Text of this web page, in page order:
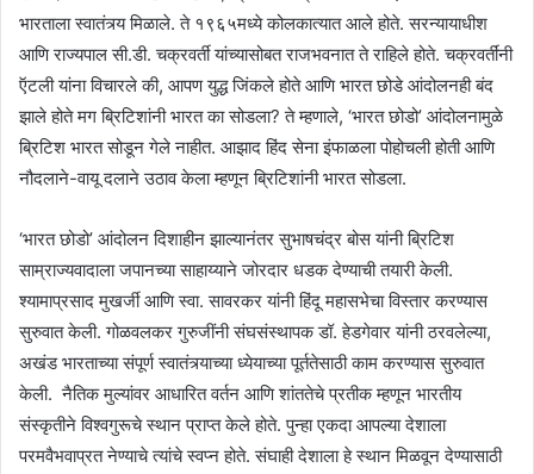
भारताला स्वातंत्र्य मिळाले. ते १९६५मध्ये कोलकात्यात आले होते. सरन्यायाधीश
आणि राज्यपाल सी.डी. चक्रवर्ती यांच्यासोबत राजभवनात ते राहिले होते. चक्रवर्तींनी
ऍटली यांना विचारले की, आपण युद्ध जिंकले होते आणि भारत छोडे आंदोलनही बंद
झाले होते मग ब्रिटिशांनी भारत का सोडला? ते म्हणाले, ‘भारत छोडो’ आंदोलनामुळे
ब्रिटिश भारत सोडून गेले नाहीत. आझाद हिंद सेना इंफाळला पोहोचली होती आणि
नौदलाने-वायू दलाने उठाव केला म्हणून ब्रिटिशांनी भारत सोडला.
‘भारत छोडो’ आंदोलन दिशाहीन झाल्यानंतर सुभाषचंद्र बोस यांनी ब्रिटिश
साम्राज्यवादाला जपानच्या साहाय्याने जोरदार धडक देण्याची तयारी केली.
श्यामाप्रसाद मुखर्जी आणि स्वा. सावरकर यांनी हिंदू महासभेचा विस्तार करण्यास
सुरुवात केली. गोळवलकर गुरुजींनी संघसंस्थापक डॉ. हेडगेवार यांनी ठरवलेल्या,
अखंड भारताच्या संपूर्ण स्वातंत्र्याच्या ध्येयाच्या पूर्ततेसाठी काम करण्यास सुरुवात
केली. नैतिक मुल्यांवर आधारित वर्तन आणि शांततेचे प्रतीक म्हणून भारतीय
संस्कृतीने विश्वगुरूचे स्थान प्राप्त केले होते. पुन्हा एकदा आपल्या देशाला
परमवैभवाप्रत नेण्याचे त्यांचे स्वप्न होते. संघाही देशाला हे स्थान मिळवून देण्यासाठी